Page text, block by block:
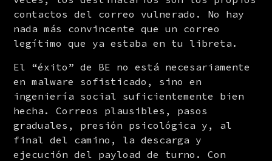
contactos del correo vulnerado. No hay
nada más convincente que un correo
legítimo que ya estaba en tu libreta.
El “éxito” de BE no está necesariamente
en malware sofisticado, sino en
ingeniería social suficientemente bien
hecha. Correos plausibles, pasos
graduales, presión psicológica y, al
final del camino, la descarga y
ejecución del payload de turno. Con